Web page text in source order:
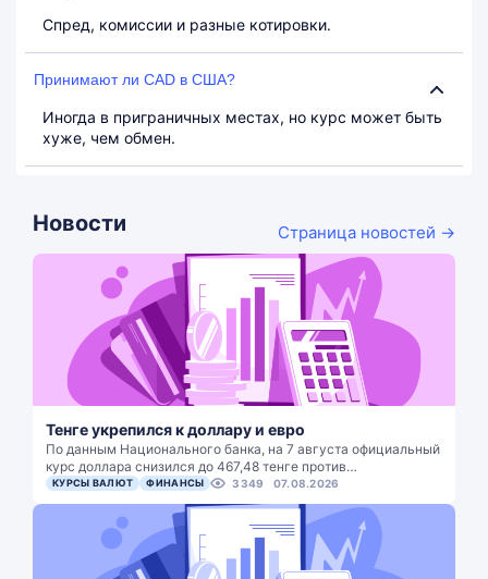
Спред, комиссии и разные котировки.
Принимают ли CAD в США?
Иногда в приграничных местах, но курс может быть
хуже, чем обмен.
Новости Страница новостей →
Тенге укрепился к доллару и евро
По данным Национального банка, на 7 августа официальный
курс доллара снизился до 467,48 тенге против…
КУРСЫ ВАЛЮТ ФИНАНСЫ 3349 07.08.2026